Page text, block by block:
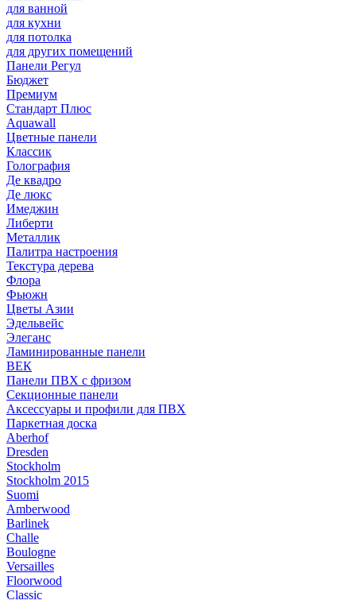
для ванной
для кухни
для потолка
для других помещений
Панели Регул
Бюджет
Премиум
Стандарт Плюс
Aquawall
Цветные панели
Классик
Голография
Де квадро
Де люкс
Имеджин
Либерти
Металлик
Палитра настроения
Текстура дерева
Флора
Фьюжн
Цветы Азии
Эдельвейс
Элеганс
Ламинированные панели
ВЕК
Панели ПВХ с фризом
Секционные панели
Аксессуары и профили для ПВХ
Паркетная доска
Aberhof
Dresden
Stockholm
Stockholm 2015
Suomi
Amberwood
Barlinek
Challe
Boulogne
Versailles
Floorwood
Classic